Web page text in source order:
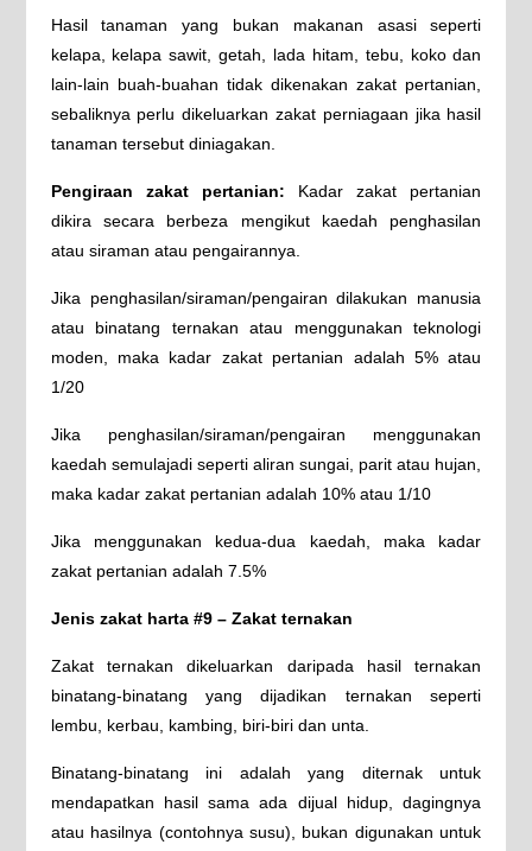
Hasil tanaman yang bukan makanan asasi seperti
kelapa, kelapa sawit, getah, lada hitam, tebu, koko dan
lain-lain buah-buahan tidak dikenakan zakat pertanian,
sebaliknya perlu dikeluarkan zakat perniagaan jika hasil
tanaman tersebut diniagakan.
Pengiraan zakat pertanian: Kadar zakat pertanian
dikira secara berbeza mengikut kaedah penghasilan
atau siraman atau pengairannya.
Jika penghasilan/siraman/pengairan dilakukan manusia
atau binatang ternakan atau menggunakan teknologi
moden, maka kadar zakat pertanian adalah 5% atau
1/20
Jika penghasilan/siraman/pengairan menggunakan
kaedah semulajadi seperti aliran sungai, parit atau hujan,
maka kadar zakat pertanian adalah 10% atau 1/10
Jika menggunakan kedua-dua kaedah, maka kadar
zakat pertanian adalah 7.5%
Jenis zakat harta #9 – Zakat ternakan
Zakat ternakan dikeluarkan daripada hasil ternakan
binatang-binatang yang dijadikan ternakan seperti
lembu, kerbau, kambing, biri-biri dan unta.
Binatang-binatang ini adalah yang diternak untuk
mendapatkan hasil sama ada dijual hidup, dagingnya
atau hasilnya (contohnya susu), bukan digunakan untuk